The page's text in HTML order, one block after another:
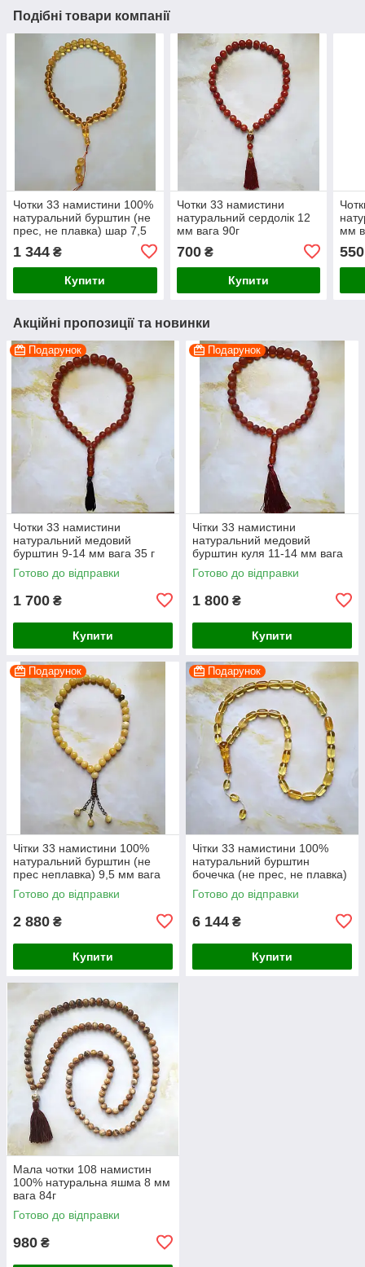
Подібні товари компанії
Чотки 33 намистини 100%
натуральний бурштин (не
прес, не плавка) шар 7,5
1 344 ₴
Купити
Чотки 33 намистини
натуральний сердолік 12
мм вага 90г
700₴
Купити
мм
550
Акційні пропозиції та новинки
Подарунок
Чотки 33 намистини
натуральний медовий
бурштин 9-14 мм вага 35 г
Готово до відправки
1 700 ₴
Купити
Подарунок
Чітки 33 намистини
натуральний медовий
бурштин куля 11-14 мм вага
45 г
Готово до відправки
1 800 ₴
Купити
Подарунок
Чітки 33 намистини 100%
натуральний бурштин (не
прес неплавка) 9,5 мм вага
20г
Готово до відправки
2 880 ₴
Купити
Подарунок
Чітки 33 намистини 100%
натуральний бурштин
бочечка (не прес, не плавка)
8-17 мм вага 32 г
Готово до відправки
6 144 ₴
Купити
Мала чотки 108 намистин
100% натуральна яшма 8 мм
вага 84г
Готово до відправки
980 ₴